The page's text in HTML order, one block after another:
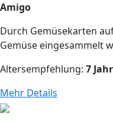
Amigo
Durch Gemüsekarten
Gemüse eingesammelt
Altersempfehlung: 7
Mehr Details